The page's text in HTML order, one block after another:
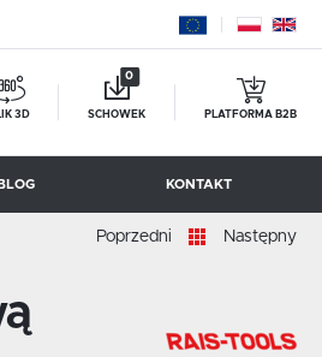
3D
0
SCHOWEK PLATFORMA B2B
BLOG KONTAKT
Poprzedni Następny